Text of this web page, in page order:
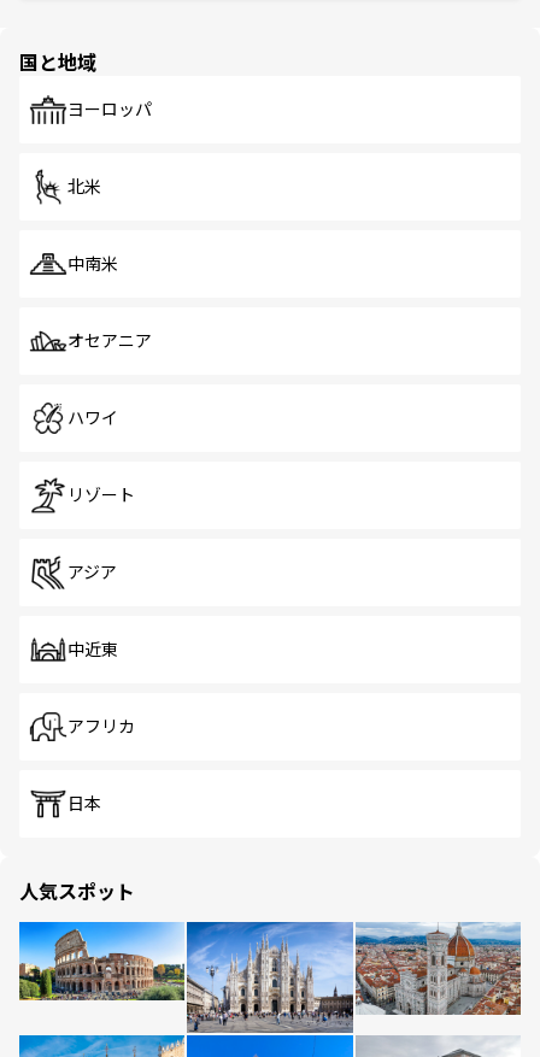
で、ホーカーズは地元の風情を楽しめる外せないスポット
国と地域
ヨーロッパ
北米
中南米
オセアニア
ハワイ
リゾート
アジア
中近東
アフリカ
日本
人気スポット